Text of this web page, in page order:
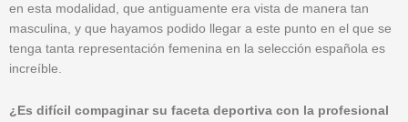
en esta modalidad, que antiguamente era vista de manera tan
masculina, y que hayamos podido llegar a este punto en el que se
tenga tanta representación femenina en la selección española es
increíble.
¿Es difícil compaginar su faceta deportiva con la profesional